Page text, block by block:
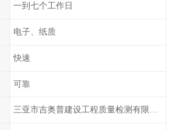
一到七个工作日
电子、纸质
快速
可靠
三亚市吉奥普建设工程质量检测有限公司陕西分公司